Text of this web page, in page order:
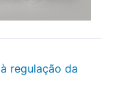
regulação da